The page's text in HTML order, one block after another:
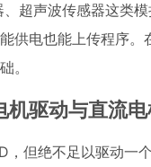
超声波传感器这类
供电也能上传程序
。
驱动与直流
但绝不足以驱动一